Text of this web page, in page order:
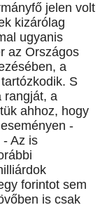
jelen volt
kizárólag
ugyanis
az Országos
a
S
rangját, a
ahhoz, hogy
-
- Az is
forintot sem
is csak